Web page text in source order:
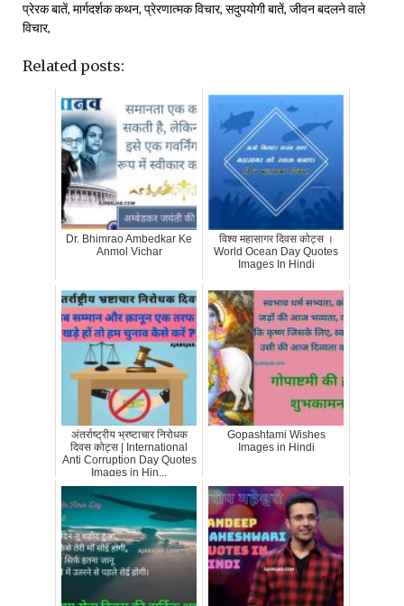
प्रेरक बातें, मार्गदर्शक कथन, प्रेरणात्मक विचार, सदुपयोगी बातें, जीवन बदलने वाले
विचार,
Related posts:
Dr. Bhimrao Ambedkar Ke
Anmol Vichar
विश्व महासागर दिवस कोट्स ।
World Ocean Day Quotes
Images In Hindi
अंतर्राष्ट्रीय भ्रष्टाचार निरोधक
दिवस कोट्स | International
Anti Corruption Day Quotes
Images in Hin...
Gopashtami Wishes
Images in Hindi